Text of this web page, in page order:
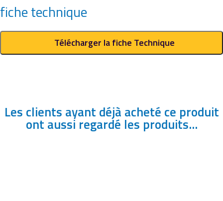
fiche technique
Télécharger la fiche Technique
Les clients ayant déjà acheté ce produit
ont aussi regardé les produits...